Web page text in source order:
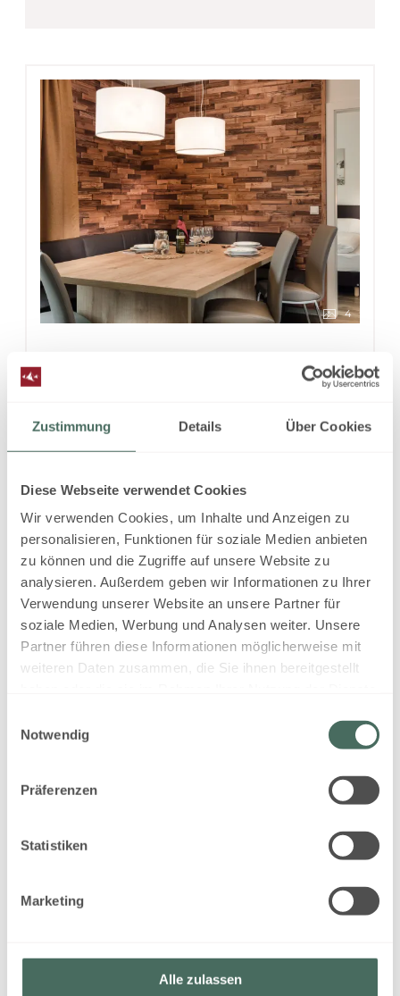
Zustimmung Details Über Cookies
Diese Webseite verwendet Cookies
Wir verwenden Cookies, um Inhalte und Anzeigen zu
personalisieren, Funktionen für soziale Medien anbieten
zu können und die Zugriffe auf unsere Website zu
analysieren. Außerdem geben wir Informationen zu Ihrer
Verwendung unserer Website an unsere Partner für
soziale Medien, Werbung und Analysen weiter. Unsere
Partner führen diese Informationen möglicherweise mit
weiteren Daten zusammen, die Sie ihnen bereitgestellt
Notwendig
Präferenzen
Statistiken
Marketing
Alle zulassen
4
Aussicht auf eine Berglandschaft
Backofen
Balkon/Terrasse
Alle Ausstattungsmerkmale anzeigen
Wohlfühlen & Wohnen auf **** Niveau
Wohnraum mit 65 m²
Standardbelegung 4 Personen
2 Schlafzimmer (Doppelbett, Kleiderschrank)
+ 2 Zusatzbetten – ausziehbare Schlafcouch
Vorraum mit Garderobe und Abstellraum
Offener Wohn- Küche- Essbereich
1 Parkplatz inklusive
Dieses Zimmer ist für Ihre 7 Nächte
Donnerstag - Donnerstag
ohne Verpflegung - nicht
Verfügbar vom 17. - 19. Aug.